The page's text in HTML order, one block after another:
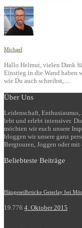
Michael
Hallo Helmut, vielen Dank
Einstieg in die Wand haben
wie Du auch schreibst,…
Über Uns
Leidenschaft,
lebt und erlebt intensiver.
möchten wir euch unsere
bloggen wir unsere ganz
Bergtouren, Joggen oder
Beliebteste Beiträge
Hängeseilbrücke Geierlay bei
19.776 4. Oktober 2015